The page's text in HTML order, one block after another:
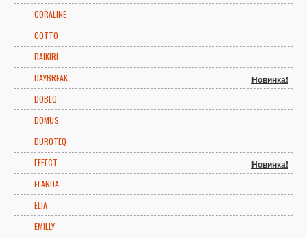
CORALINE
COTTO
DAIKIRI
DAYBREAK
Новинка!
DOBLO
DOMUS
DUROTEQ
EFFECT
Новинка!
ELANDA
ELIA
EMILLY